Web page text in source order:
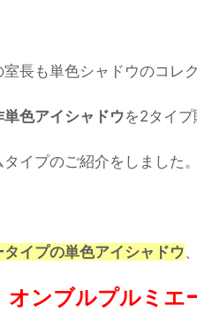
長も単色シャドウのコレ
色アイシャドウを2タイプ
イプのご紹介をしました。
タイプの単色アイシャドウ、
ンブルプルミエ